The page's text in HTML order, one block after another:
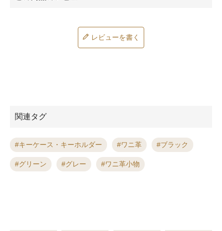
レビューを書く
関連タグ
キーケース・キーホルダー ワニ革 ブラック
グリーン グレー ワニ革小物